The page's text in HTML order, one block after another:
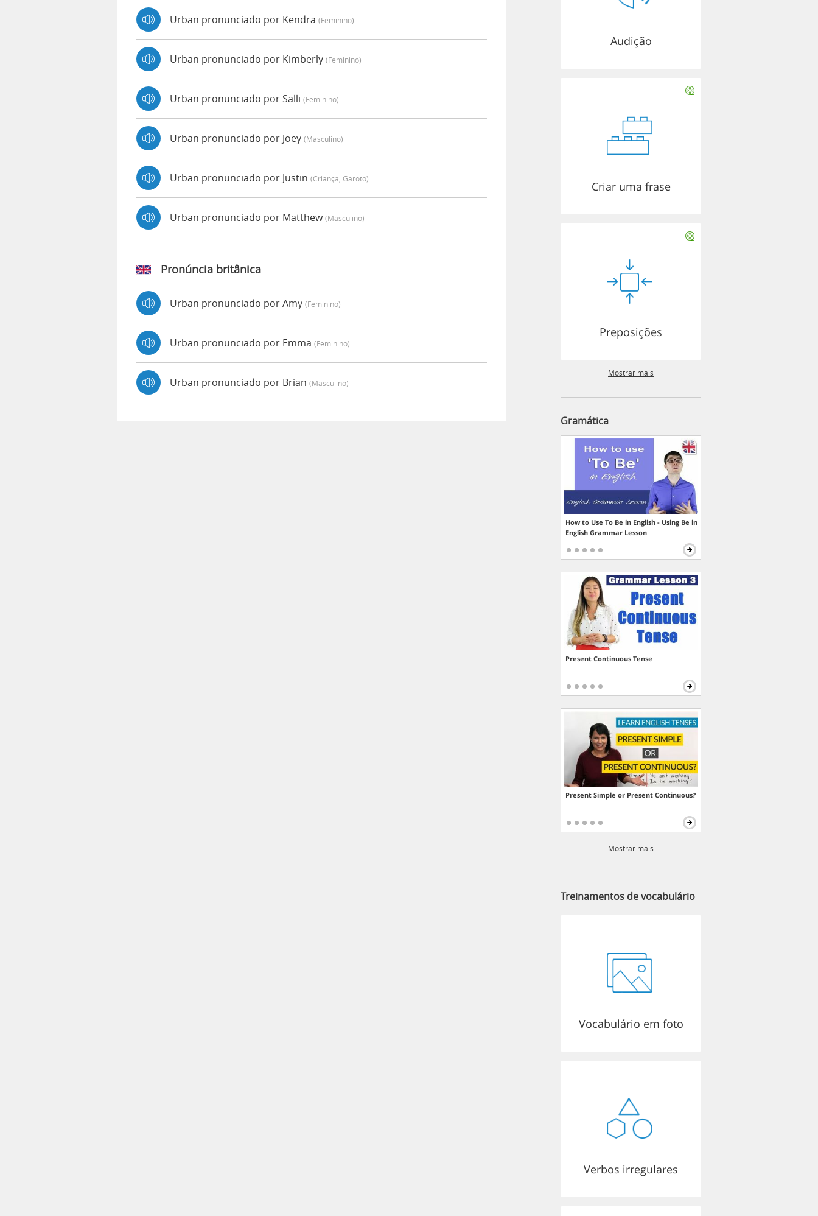
Urban pronunciado por Kendra (feminino)
Urban pronunciado por Kimberly (feminino)
Urban pronunciado por Salli (feminino)
Urban pronunciado por Joey (masculino)
Urban pronunciado por Justin (criança, Garoto)
Urban pronunciado por Matthew(masculino)
Pronúncia britânica
Urban pronunciado por Amy (feminino)
Urban pronunciado por Emma (feminino)
Urban pronunciado por Brian (masculino)
Audição
Criar uma frase
Preposições
Mostrar mais
Gramática
How to Use To Be in English - Using Be in
English Grammar Lesson
Present Continuous Tense
Present Simple or Present Continuous?
Mostrar mais
Treinamentos de vocabulário
Vocabulário em foto
Verbos irregulares